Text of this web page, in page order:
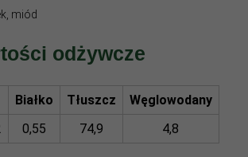
miód
odżywcze
Białko Tłuszcz
Węglowodany
0,55 74,9 4,8